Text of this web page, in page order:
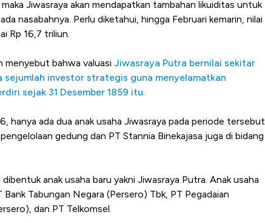
Jiwasraya akan mendapatkan tambahan likuiditas untuk
nasabahnya. Perlu diketahui, hingga Februari kemarin, nilai
Rp 16,7 triliun.
menyebut bahwa valuasi Jiwasraya Putra bernilai sekitar
sejumlah investor strategis guna menyelamatkan
sejak 31 Desember 1859 itu.
hanya ada dua anak usaha Jiwasraya pada periode tersebut
gedung dan PT Stannia Binekajasa juga di bidang
anak usaha baru yakni Jiwasraya Putra. Anak usaha
Tabungan Negara (Persero) Tbk, PT Pegadaian
dan PT Telkomsel.